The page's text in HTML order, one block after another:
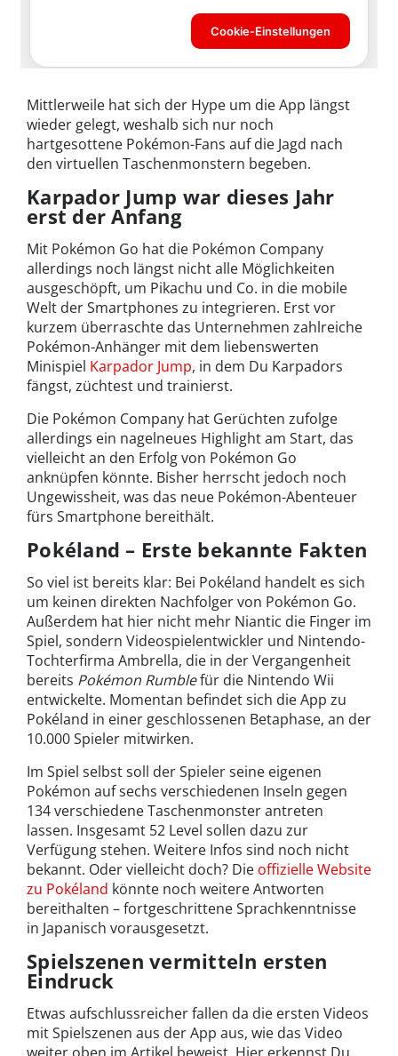
Mittlerweile hat sich der Hype um die App längst
wieder gelegt, weshalb sich nur noch
hartgesottene Pokémon-Fans auf die Jagd nach
den virtuellen Taschenmonstern begeben.
Karpador Jump war dieses Jahr
erst der Anfang
Mit Pokémon Go hat die Pokémon Company
allerdings noch längst nicht alle Möglichkeiten
ausgeschöpft, um Pikachu und Co. in die mobile
Welt der Smartphones zu integrieren. Erst vor
kurzem überraschte das Unternehmen zahlreiche
Pokémon-Anhänger mit dem liebenswerten
Minispiel Karpador Jump, in dem Du Karpadors
fängst, züchtest und trainierst.
Die Pokémon Company hat Gerüchten zufolge
allerdings ein nagelneues Highlight am Start, das
vielleicht an den Erfolg von Pokémon Go
anknüpfen könnte. Bisher herrscht jedoch noch
Ungewissheit, was das neue Pokémon-Abenteuer
fürs Smartphone bereithält.
Pokéland – Erste bekannte Fakten
So viel ist bereits klar: Bei Pokéland handelt es sich
um keinen direkten Nachfolger von Pokémon Go.
Außerdem hat hier nicht mehr Niantic die Finger im
Spiel, sondern Videospielentwickler und Nintendo-
Tochterfirma Ambrella, die in der Vergangenheit
bereits Pokémon Rumblefür die Nintendo Wii
entwickelte. Momentan befindet sich die App zu
Pokéland in einer geschlossenen Betaphase, an der
10.000 Spieler mitwirken.
Im Spiel selbst soll der Spieler seine eigenen
Pokémon auf sechs verschiedenen Inseln gegen
134 verschiedene Taschenmonster antreten
lassen. Insgesamt 52 Level sollen dazu zur
Verfügung stehen. Weitere Infos sind noch nicht
bekannt. Oder vielleicht doch? Die offizielle Website
zu Pokéland könnte noch weitere Antworten
bereithalten ­– fortgeschrittene Sprachkenntnisse
in Japanisch vorausgesetzt.
Spielszenen vermitteln ersten
Eindruck
Etwas aufschlussreicher fallen da die ersten Videos
mit Spielszenen aus der App aus, wie das Video